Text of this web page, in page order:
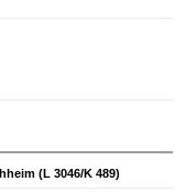
(L 3046/K 489)